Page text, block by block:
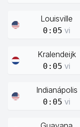
Louisville
0:05 vi
Kralendeijk
0:05 vi
Indianápolis
0:05 vi